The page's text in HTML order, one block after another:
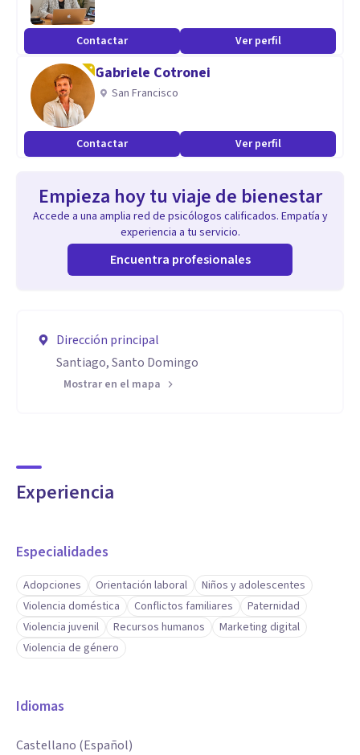
Contactar Ver perfil
Gabriele Cotronei
San Francisco
Contactar Ver perfil
Empieza hoy tu viaje de bienestar
Accede a una amplia red de psicólogos calificados. Empatía y
experiencia a tu servicio.
Encuentra profesionales
Dirección principal
Santiago, Santo Domingo
Mostrar en el mapa
Experiencia
Especialidades
Adopciones Orientación laboral
Niños y adolescentes
Violencia doméstica
Conflictos familiares
Paternidad
Violencia juvenil
Recursos humanos
Marketing digital
Violencia de género
Idiomas
Castellano (Español)